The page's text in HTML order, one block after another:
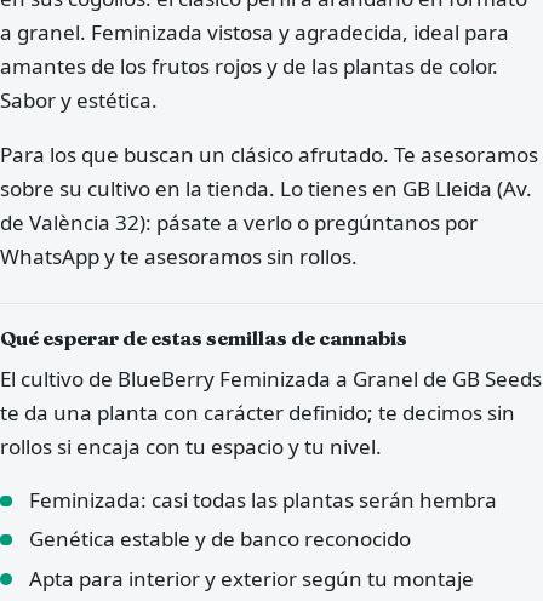
a granel. Feminizada vistosa y agradecida, ideal para
amantes de los frutos rojos y de las plantas de color.
Sabor y estética.
Para los que buscan un clásico afrutado. Te asesoramos
sobre su cultivo en la tienda. Lo tienes en GB Lleida (Av.
de València 32): pásate a verlo o pregúntanos por
WhatsApp y te asesoramos sin rollos.
Qué esperar de estas semillas de cannabis
El cultivo de BlueBerry Feminizada a Granel de GB Seeds
te da una planta con carácter definido; te decimos sin
rollos si encaja con tu espacio y tu nivel.
Feminizada: casi todas las plantas serán hembra
Genética estable y de banco reconocido
Apta para interior y exterior según tu montaje